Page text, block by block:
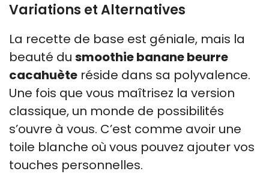
Variations et Alternatives
La recette de base est géniale, mais la
beauté du smoothie banane beurre
cacahuète réside dans sa polyvalence.
Une fois que vous maîtrisez la version
classique, un monde de possibilités
s’ouvre à vous. C’est comme avoir une
toile blanche où vous pouvez ajouter vos
touches personnelles.